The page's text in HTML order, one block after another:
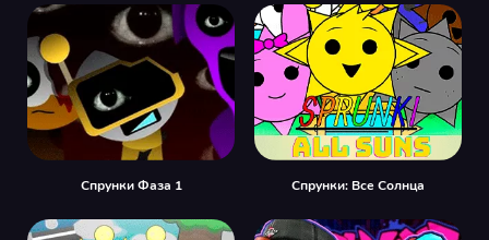
Спрунки Фаза 1 Спрунки: Все Солнца